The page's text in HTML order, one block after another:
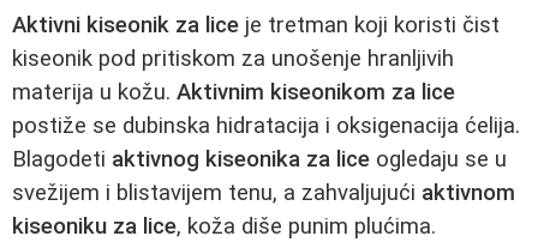
Aktivni kiseonik za lice je tretman koji koristi čist
kiseonik pod pritiskom za unošenje hranljivih
materija u kožu. Aktivnim kiseonikom za lice
postiže se dubinska hidratacija i oksigenacija ćelija.
Blagodeti aktivnog kiseonika za lice ogledaju se u
svežijem i blistavijem tenu, a zahvaljujući aktivnom
kiseoniku za lice, koža diše punim plućima.